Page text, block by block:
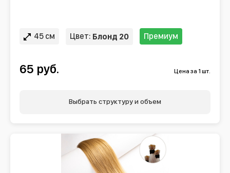
45 см Цвет: Блонд 20 Премиум
65 руб. Цена за 1 шт.
Выбрать структуру и объем